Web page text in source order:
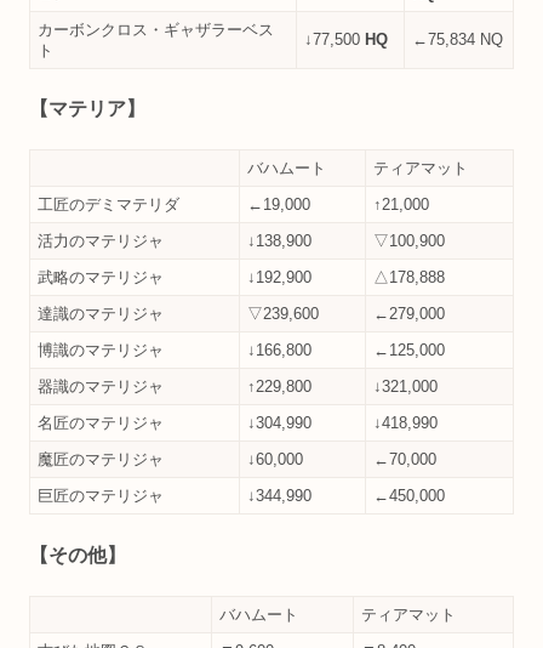
カーボンクロス・ギャザラーベス
ト
↓77,500 HQ ←75,834 NQ
【マテリア】
バハムート
ティアマット
工匠のデミマテリダ
←19,000
↑21,000
活力のマテリジャ
↓138,900
▽100,900
武略のマテリジャ
↓192,900
△178,888
達識のマテリジャ
▽239,600
←279,000
博識のマテリジャ
↓166,800
←125,000
器識のマテリジャ
↑229,800
↓321,000
名匠のマテリジャ
↓304,990
↓418,990
魔匠のマテリジャ
↓60,000
←70,000
巨匠のマテリジャ
↓344,990 ←450,000
【その他】
バハムート
ティアマット